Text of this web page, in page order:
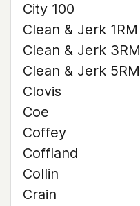
City 100
Clean & Jerk 1RM
Clean & Jerk 3RM
Clean & Jerk 5RM
Clovis
Coe
Coffey
Coffland
Collin
Crain